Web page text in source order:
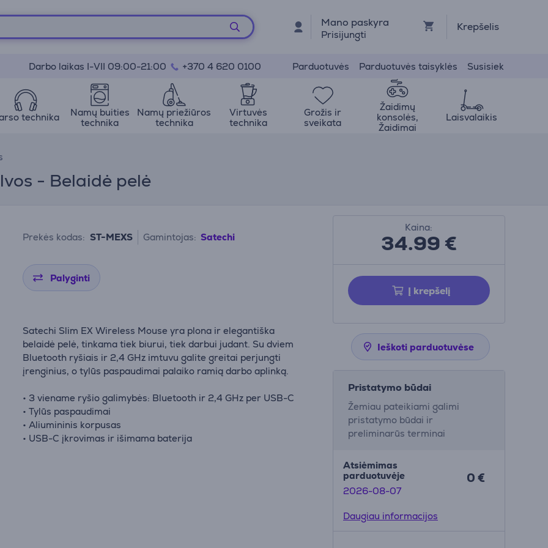
Mano paskyra
Prisijungti
Krepšelis
Darbo laikas I-VII 09:00-21:00 +370 4 620 0100 Parduotuvės Parduotuvės taisyklės Susisiek
technika
Namų buities
technika
Namų priežiūros
technika
Virtuvės
technika
Grožis ir
sveikata
Žaidimų
konsolės,
Žaidimai
Laisvalaikis
- Belaidė pelė
Prekės kodas: ST-MEXS Gamintojas: Satechi
Palyginti
Satechi Slim EX Wireless Mouse yra plona ir elegantiška
belaidė pelė, tinkama tiek biurui, tiek darbui judant. Su dviem
Bluetooth ryšiais ir 2,4 GHz imtuvu galite greitai perjungti
įrenginius, o tylūs paspaudimai palaiko ramią darbo aplinką.
• 3 viename ryšio galimybės: Bluetooth ir 2,4 GHz per USB-C
• Tylūs paspaudimai
• Aliumininis korpusas
• USB-C įkrovimas ir išimama baterija
Kaina:
34.99€
Į krepšelį
Ieškoti parduotuvėse
Pristatymo būdai
Žemiau pateikiami galimi
pristatymo būdai ir
preliminarūs terminai
Atsiėmimas
parduotuvėje
2026-08-07
0 €
Daugiau informacijos